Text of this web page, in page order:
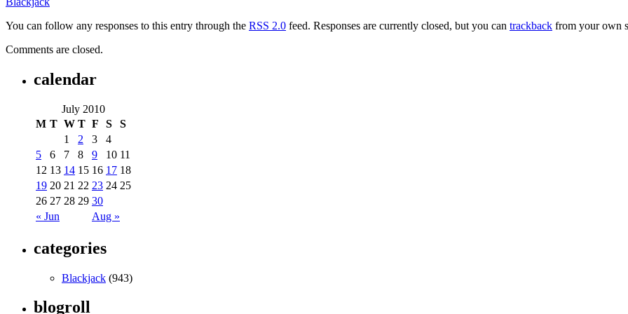
You can follow any responses to this entry through the RSS 2.0 feed. Responses are currently closed, but you can trackback from your own
Comments are closed.
calendar
July 2010
M T W T F S S
« Jun Aug »
1 2 3
4
5
6 7 8 9 10 11
12 13 14 15 16 17 18
19 20 21 22 23 24 25
26 27 28 29 30
categories
Blackjack (943)
blogroll